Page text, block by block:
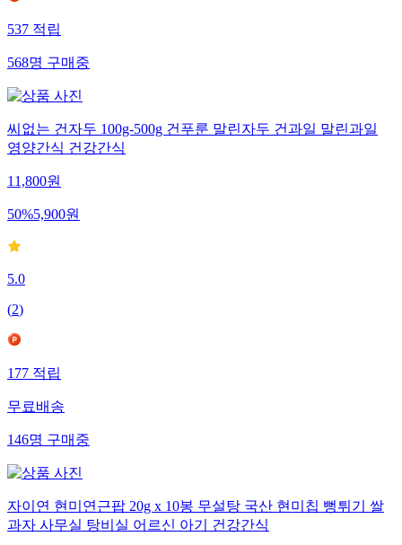
537적립
568명구매중
씨없는 건자두 100g-500g 건푸룬 말린자두 건과일 말린과일
영양간식 건강간식
11,800원
50%5,900원
5.0
(2)
177적립
무료배송
146명구매중
자이연 현미연근팝 20g x 10봉 무설탕 국산 현미칩 뻥튀기 쌀
과자 사무실 탕비실 어르신 아기 건강간식